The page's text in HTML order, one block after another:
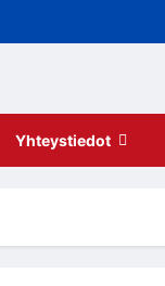
Yhteystiedot